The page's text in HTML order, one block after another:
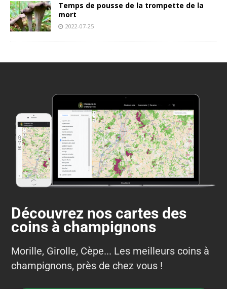
Temps de pousse de la trompette de la
mort
2022-07-25
Découvrez nos cartes des
coins à champignons
Morille, Girolle, Cèpe... Les meilleurs coins à
champignons, près de chez vous !